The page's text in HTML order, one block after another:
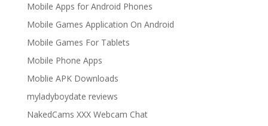
Mobile Apps for Android Phones
Mobile Games Application On Android
Mobile Games For Tablets
Mobile Phone Apps
Moblie APK Downloads
myladyboydate reviews
NakedCams XXX Webcam Chat